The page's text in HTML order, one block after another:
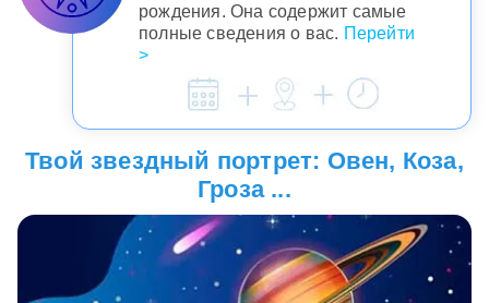
рождения. Она содержит самые
полные сведения о вас. Перейти
>
Твой звездный портрет: Овен, Коза,
Гроза ...